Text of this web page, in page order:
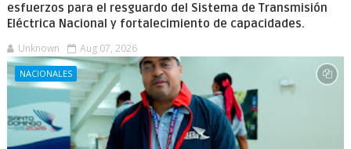
esfuerzos para el resguardo del Sistema de Transmisión
Eléctrica Nacional y fortalecimiento de capacidades.
Unknown Aug 07, 2026
NACIONALES